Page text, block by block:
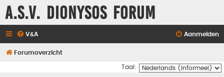
A.S.V. Dionysos Forum
V&A Aanmelden
Forumoverzicht
Taal: